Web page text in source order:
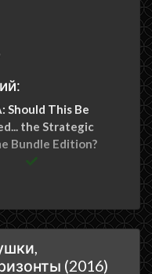
Should This Be
the Strategic
Bundle Edition?
ga hajimari kamo
(2016)